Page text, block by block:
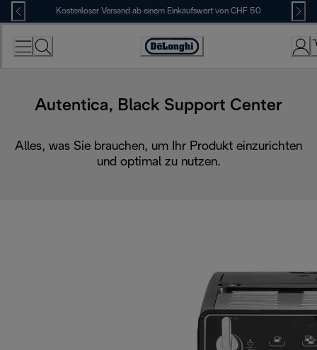
Skip
to
Content
Kostenloser Versand ab einem Einkaufswert von CHF 50
Erklärung
Autentica, Black Support Center
Alles, was Sie brauchen, um Ihr Produkt einzurichten
und optimal zu nutzen.